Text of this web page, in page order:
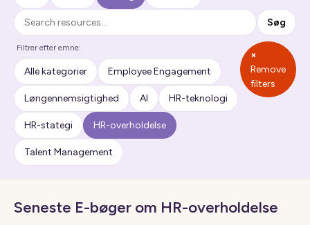
Søg
Søg
Filtrer efter emne:
Alle kategorier Employee Engagement
Løngennemsigtighed AI HR-teknologi
HR-stategi HR-overholdelse
Talent Management
×
Remove
filters
Seneste E-bøger om HR-overholdelse